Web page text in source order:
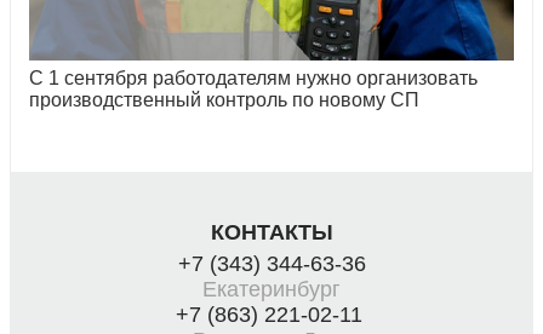
С 1 сентября работодателям нужно организовать
производственный контроль по новому СП
КОНТАКТЫ
+7 (343) 344-63-36
Екатеринбург
+7 (863) 221-02-11